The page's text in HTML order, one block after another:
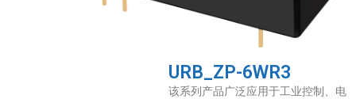
URB_ZP-6WR3
该系列产品广泛应用于工业控制、电